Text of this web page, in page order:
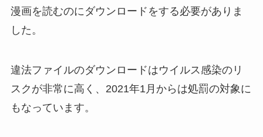
漫画を読むのにダウンロードをする必要がありま
した。
違法ファイルのダウンロードはウイルス感染のリ
スクが非常に高く、2021年1月からは処罰の対象に
もなっています。